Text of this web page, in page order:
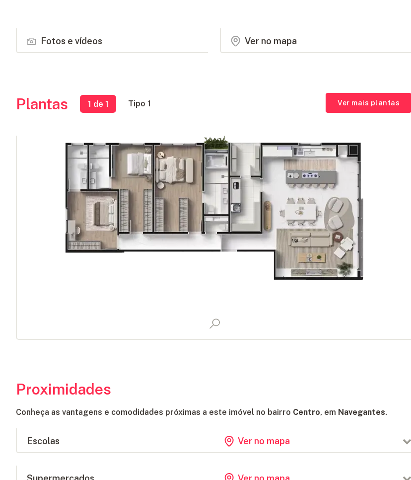
Fotos e vídeos Ver no mapa
Plantas 1 de 1 Tipo 1 Ver mais plantas
Proximidades
Conheça as vantagens e comodidades próximas a este imóvel no bairro Centro, em Navegantes.
Escolas Ver no mapa